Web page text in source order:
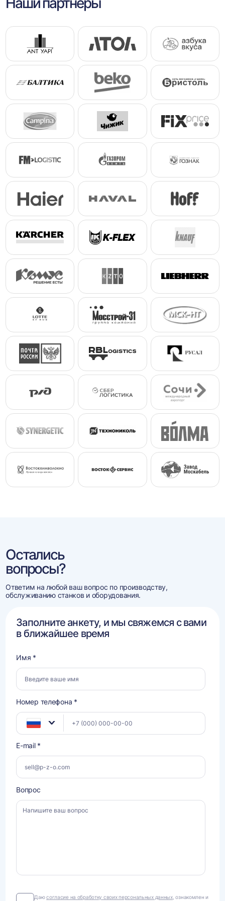
Остались
вопросы?
Ответим на любой ваш вопрос по производству,
обслуживанию станков и оборудования.
Заполните анкету, и мы свяжемся с вами
в ближайшее время
Имя *
Номер телефона *
E-mail *
Вопрос
Даю
Даюсогласие на обработку своих персональных данных, ознакомлен и